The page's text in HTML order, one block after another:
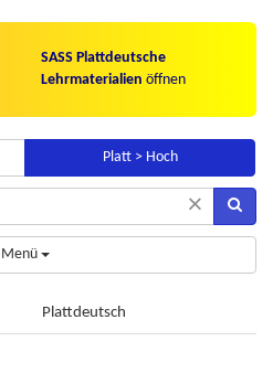
SASS Plattdeutsche
Lehrmaterialien öffnen
Platt > Hoch
×
Menü
Plattdeutsch